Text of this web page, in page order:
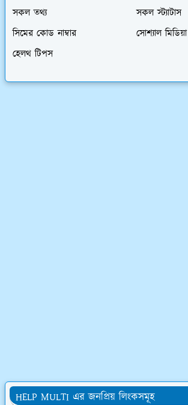
সকল তথ্য
সকল স্ট্যাটাস
সিমের কোড নাম্বার
সোশ্যাল মিডিয়া
হেলথ টিপস
HELP MULTI এর জনপ্রিয় লিংকসমূহ